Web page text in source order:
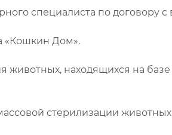
специалиста по договору
«Кошкин Дом».
животных, находящихся на
стерилизации